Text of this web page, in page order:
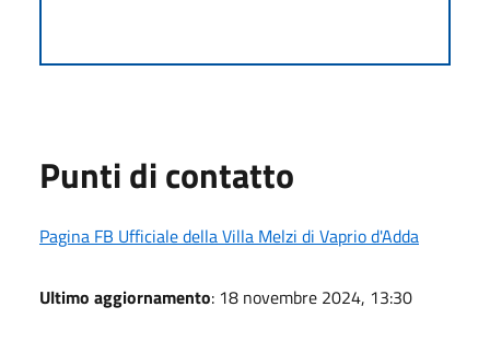
Punti di contatto
Pagina FB Ufficiale della Villa Melzi di Vaprio d'Adda
Ultimo aggiornamento: 18 novembre 2024, 13:30